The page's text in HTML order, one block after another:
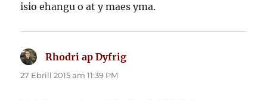
isio ehangu o at y maes yma.
Rhodri ap Dyfrig
27 Ebrill 2015 am 11:39 PM